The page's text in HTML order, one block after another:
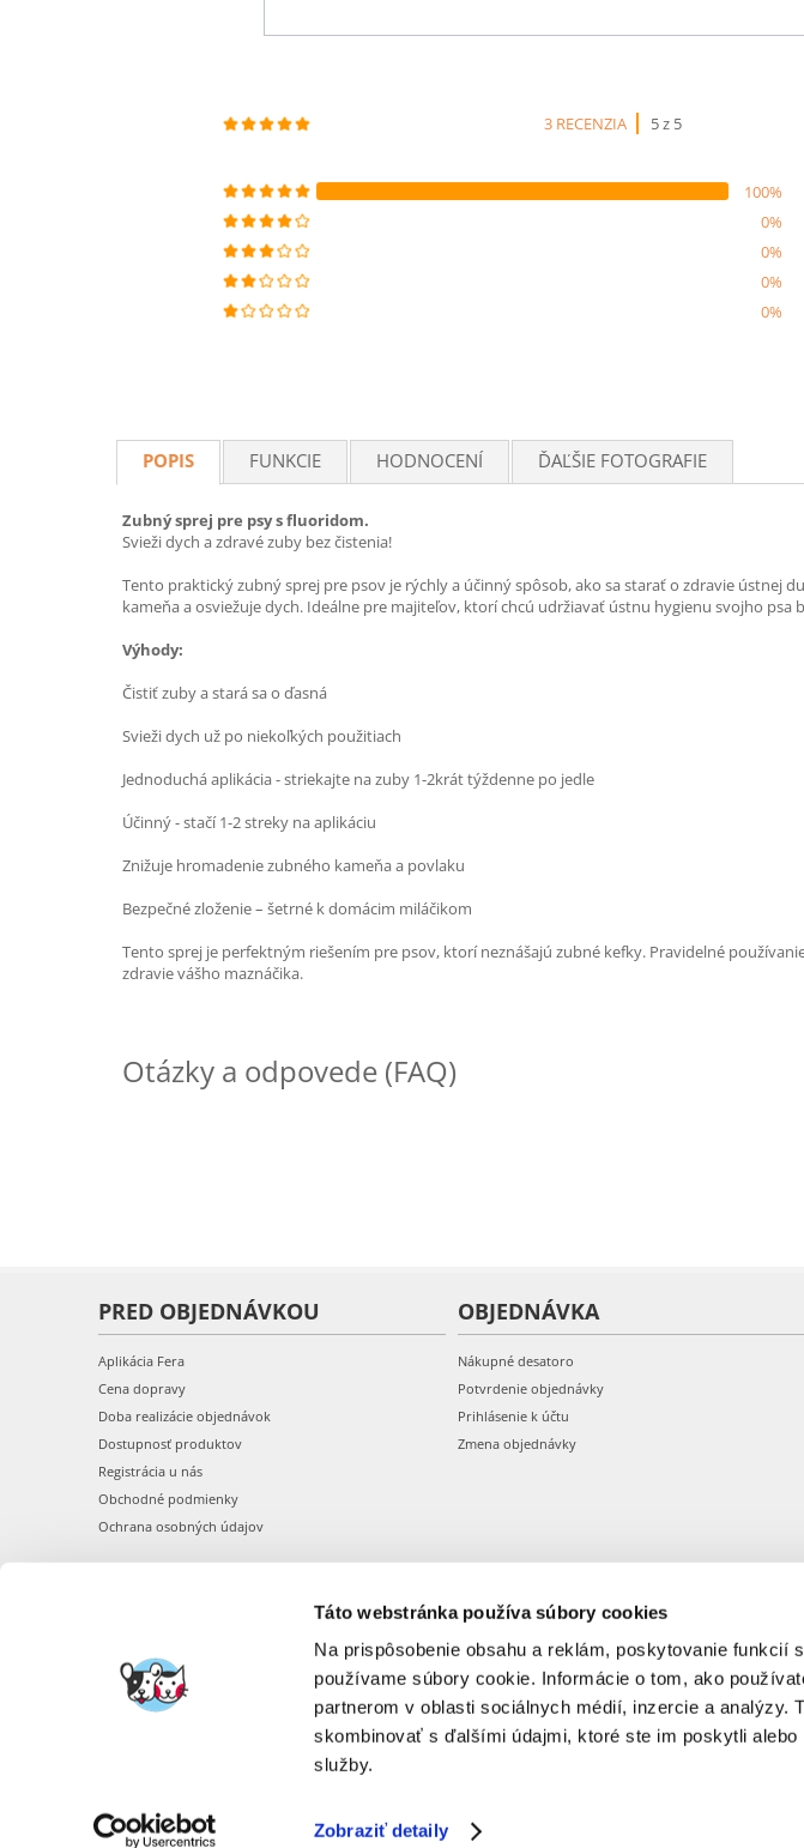
Táto webstránka používa súbory cookies
Na prispôsobenie obsahu a reklám, poskytovanie funkcií
používame súbory cookie. Informácie o tom, ako
partnerom v oblasti sociálnych médií, inzercie a analýzy.
skombinovať s ďalšími údajmi, ktoré ste im poskytli
služby.
Zobraziť detaily
3 RECENZIA 5 z 5
100%
0%
0%
0%
0%
POPIS FUNKCIE HODNOCENÍ ĎAĽŠIE FOTOGRAFIE
Zubný sprej pre psy s fluoridom.
Svieži dych a zdravé zuby bez čistenia!
Tento praktický zubný sprej pre psov je rýchly a účinný spôsob, ako sa starať o zdravie
kameňa a osviežuje dych. Ideálne pre majiteľov, ktorí chcú udržiavať ústnu hygienu svojho psa
Výhody:
Čistiť zuby a stará sa o ďasná
Svieži dych už po niekoľkých použitiach
Jednoduchá aplikácia - striekajte na zuby 1-2krát týždenne po jedle
Účinný - stačí 1-2 streky na aplikáciu
Znižuje hromadenie zubného kameňa a povlaku
Bezpečné zloženie – šetrné k domácim miláčikom
Tento sprej je perfektným riešením pre psov, ktorí neznášajú zubné kefky. Pravidelné
zdravie vášho maznáčika.
Otázky a odpovede (FAQ)
PRED OBJEDNÁVKOU
Aplikácia Fera
Cena dopravy
Doba realizácie objednávok
Dostupnosť produktov
Registrácia u nás
Obchodné podmienky
Ochrana osobných údajov
OBJEDNÁVKA
Nákupné desatoro
Potvrdenie objednávky
Prihlásenie k účtu
Zmena objednávky
FERA INTERNATIONAL: